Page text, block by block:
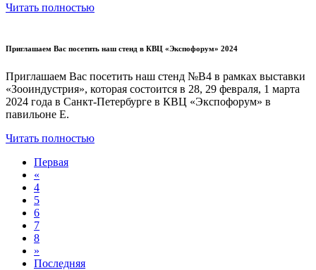
Читать полностью
Приглашаем Вас посетить наш стенд в КВЦ «Экспофорум» 2024
Приглашаем Вас посетить наш стенд №В4 в рамках выставки
«Зооиндустрия», которая состоится в 28, 29 февраля, 1 марта
2024 года в Санкт-Петербурге в КВЦ «Экспофорум» в
павильоне Е.
Читать полностью
Первая
«
4
5
6
7
8
»
Последняя